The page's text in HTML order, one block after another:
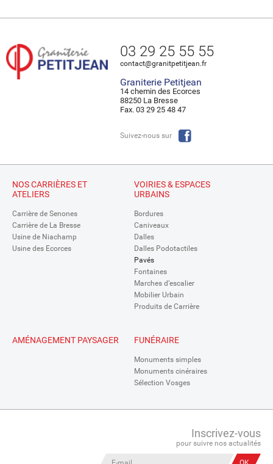
03 29 25 55 55
contact@granitpetitjean.fr
Graniterie Petitjean
14 chemin des Ecorces
88250 La Bresse
Fax. 03 29 25 48 47
Suivez-nous sur
NOS CARRIÈRES ET
ATELIERS
Carrière de Senones
Carrière de La Bresse
Usine de Niachamp
Usine des Ecorces
VOIRIES & ESPACES
URBAINS
Bordures
Caniveaux
Dalles
Dalles Podotactiles
Pavés
Fontaines
Marches d’escalier
Mobilier Urbain
Produits de Carrière
AMÉNAGEMENT PAYSAGER FUNÉRAIRE
Monuments simples
Monuments cinéraires
Sélection Vosges
Inscrivez-vous
pour suivre nos actualités